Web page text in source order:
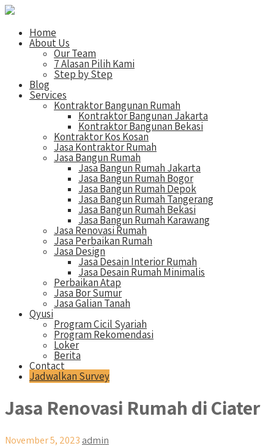
Home
About Us
Our Team
7 Alasan Pilih Kami
Step by Step
Blog
Services
Kontraktor Bangunan Rumah
Kontraktor Bangunan Jakarta
Kontraktor Bangunan Bekasi
Kontraktor Kos Kosan
Jasa Kontraktor Rumah
Jasa Bangun Rumah
Jasa Bangun Rumah Jakarta
Jasa Bangun Rumah Bogor
Jasa Bangun Rumah Depok
Jasa Bangun Rumah Tangerang
Jasa Bangun Rumah Bekasi
Jasa Bangun Rumah Karawang
Jasa Renovasi Rumah
Jasa Perbaikan Rumah
Jasa Design
Jasa Desain Interior Rumah
Jasa Desain Rumah Minimalis
Perbaikan Atap
Jasa Bor Sumur
Jasa Galian Tanah
Qyusi
Program Cicil Syariah
Program Rekomendasi
Loker
Berita
Contact
Jadwalkan Survey
Jasa Renovasi Rumah di Ciater
November 5, 2023 admin